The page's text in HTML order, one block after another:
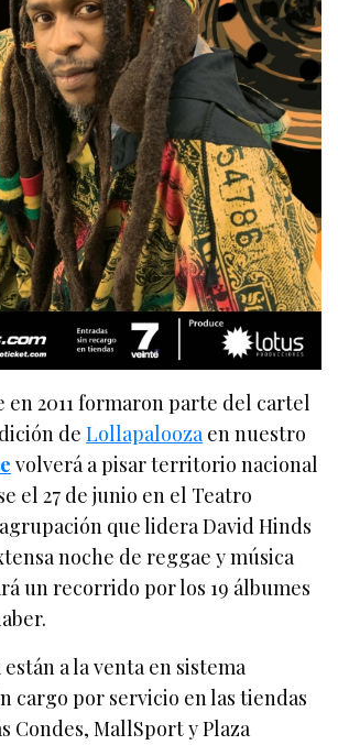
en 2011 formaron parte del cartel
deLollapaloozaen nuestro
volverá a pisar territorio nacional
el 27 de junio en el Teatro
que lidera David Hinds
noche de reggae y música
un recorrido por los 19 álbumes
a la venta en sistema
cargo por servicio en las tiendas
Condes, MallSport y Plaza